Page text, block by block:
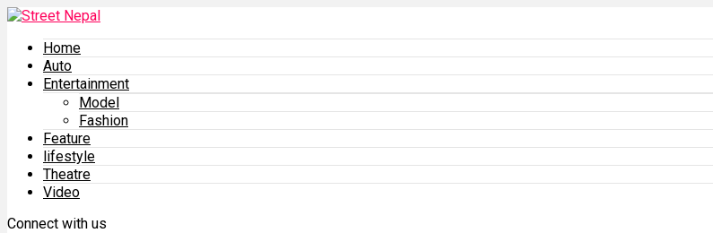
Home
Auto
Entertainment
Model
Fashion
Feature
lifestyle
Theatre
Video
Connect with us